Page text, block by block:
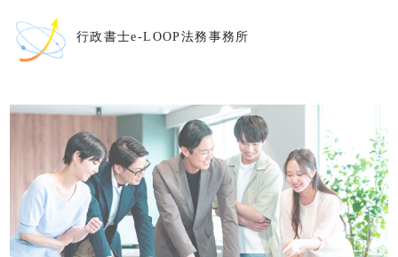
行政書士e-LOOP法務事務所